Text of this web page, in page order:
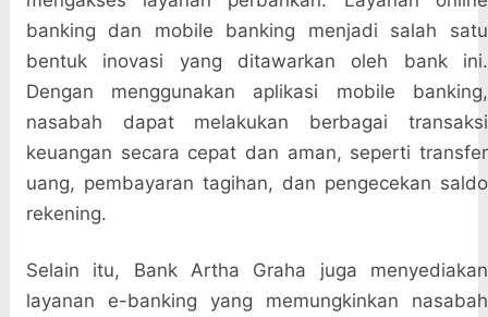
banking dan mobile banking menjadi salah satu
bentuk inovasi yang ditawarkan oleh bank ini.
Dengan menggunakan aplikasi mobile banking,
nasabah dapat melakukan berbagai transaksi
keuangan secara cepat dan aman, seperti transfer
uang, pembayaran tagihan, dan pengecekan saldo
rekening.
Selain itu, Bank Artha Graha juga menyediakan
layanan e-banking yang memungkinkan nasabah